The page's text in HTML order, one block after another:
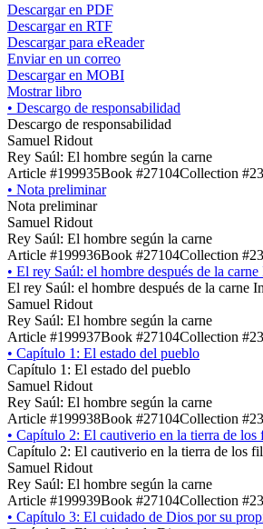
Descargar en PDF
Descargar en RTF
Descargar para eReader
Enviar en un correo
Descargar en MOBI
Mostrar libro
• Descargo de responsabilidad
Descargo de responsabilidad
Samuel Ridout
Rey Saúl: El hombre según la carne
Article #199935Book #27104Collection
• Nota preliminar
Nota preliminar
Samuel Ridout
Rey Saúl: El hombre según la carne
Article #199936Book #27104Collection
• El rey Saúl: el hombre después de la
El rey Saúl: el hombre después de la carne
Samuel Ridout
Rey Saúl: El hombre según la carne
Article #199937Book #27104Collection
• Capítulo 1: El estado del pueblo
Capítulo 1: El estado del pueblo
Samuel Ridout
Rey Saúl: El hombre según la carne
Article #199938Book #27104Collection
• Capítulo 2: El cautiverio en la tierra de los
Capítulo 2: El cautiverio en la tierra de los
Samuel Ridout
Rey Saúl: El hombre según la carne
Article #199939Book #27104Collection
• Capítulo 3: El cuidado de Dios por su